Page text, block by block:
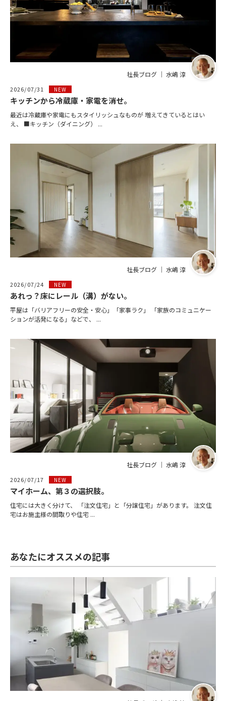
社長ブログ ｜ 水嶋 淳
2026/07/31 NEW
キッチンから冷蔵庫・家電を消せ。
最近は冷蔵庫や家電にもスタイリッシュなものが 増えてきているとはい
え、 ■キッチン（ダイニング） ...
社長ブログ ｜ 水嶋 淳
2026/07/24 NEW
あれっ？床にレール（溝）がない。
平屋は「バリアフリーの安全・安心」「家事ラク」 「家族のコミュニケー
ションが活発になる」などで、 ...
社長ブログ ｜ 水嶋 淳
2026/07/17 NEW
マイホーム、第３の選択肢。
住宅には大きく分けて、 「注文住宅」と「分譲住宅」があります。 注文住
宅はお施主様の間取りや住宅 ...
あなたにオススメの記事